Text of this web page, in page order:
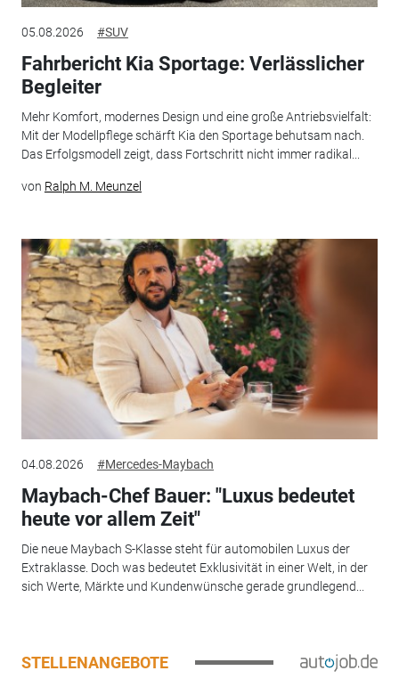
05.08.2026 #SUV
Fahrbericht Kia Sportage: Verlässlicher
Begleiter
Mehr Komfort, modernes Design und eine große Antriebsvielfalt:
Mit der Modellpflege schärft Kia den Sportage behutsam nach.
Das Erfolgsmodell zeigt, dass Fortschritt nicht immer radikal...
von Ralph M. Meunzel
04.08.2026 #Mercedes-Maybach
Maybach-Chef Bauer: "Luxus bedeutet
heute vor allem Zeit"
Die neue Maybach S-Klasse steht für automobilen Luxus der
Extraklasse. Doch was bedeutet Exklusivität in einer Welt, in der
sich Werte, Märkte und Kundenwünsche gerade grundlegend...
STELLENANGEBOTE